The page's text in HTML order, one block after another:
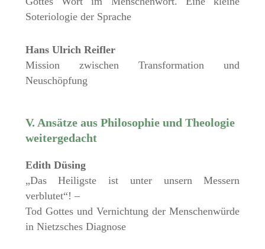
Soteriologie der Sprache
Hans Ulrich Reifler
Mission zwischen Transformation und
Neuschöpfung
V. Ansätze aus Philosophie und Theologie
weitergedacht
Edith Düsing
„Das Heiligste ist unter unsern Messern
verblutet“! –
Tod Gottes und Vernichtung der Menschenwürde
in Nietzsches Diagnose